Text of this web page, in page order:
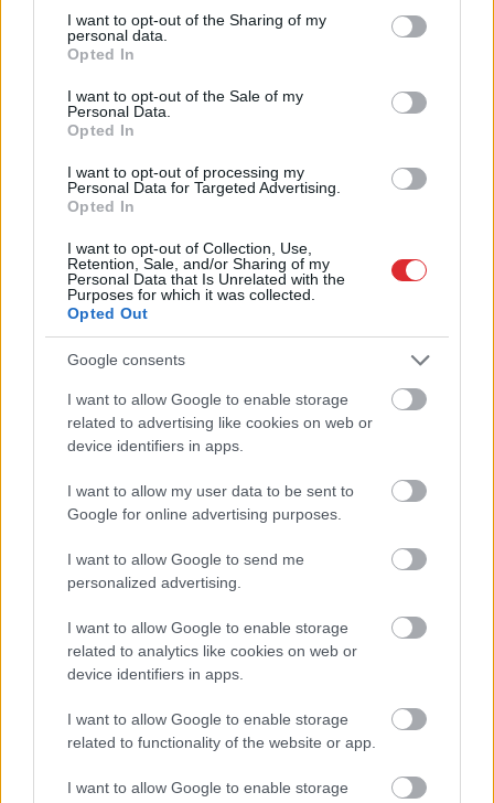
not limited to your visit or usage behaviour. You may click to
grant or deny consent to Google and its third-party tags to
use your data for below specified purposes in below Google
consent section.
I want to opt-out of the Sharing of my
personal data.
Opted In
I want to opt-out of the Sale of my
Personal Data.
Opted In
I want to opt-out of processing my
Personal Data for Targeted Advertising.
Opted In
I want to opt-out of Collection, Use,
Retention, Sale, and/or Sharing of my
Personal Data that Is Unrelated with the
Purposes for which it was collected.
Opted Out
Google consents
I want to allow Google to enable storage
related to advertising like cookies on web or
device identifiers in apps.
I want to allow my user data to be sent to
Google for online advertising purposes.
I want to allow Google to send me
personalized advertising.
I want to allow Google to enable storage
related to analytics like cookies on web or
device identifiers in apps.
I want to allow Google to enable storage
related to functionality of the website or app.
I want to allow Google to enable storage
“Kuršviņus fenderē?”
Latvijas veikalos zog
pavisam neparastu
Atklāta neparasta
Biļetemaksā 89 eiro, bet
pie kases jau 96,51: pircēju
pārsteidz trīs obligātas
komisijas maksas
Atcelt Ziņot